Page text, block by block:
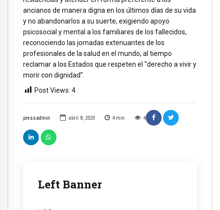
pressadmin abril 8, 2020 4 min 4
Left Banner
ancianos de manera digna en los últimos días de su vida
y no abandonarlos a su suerte, exigiendo apoyo
psicosocial y mental a los familiares de los fallecidos,
reconociendo las jornadas extenuantes de los
profesionales de la salud en el mundo, al tiempo
reclamar a los Estados que respeten el “derecho a vivir y
morir con dignidad”.
Post Views: 4